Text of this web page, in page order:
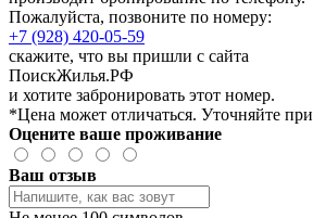
Пожалуйста, позвоните по номеру:
+7 (928) 420-05-59
скажите, что вы пришли с сайта
ПоискЖилья.РФ
и хотите забронировать этот номер.
*Цена может отличаться. Уточняйте
Оцените ваше проживание
Ваш отзыв